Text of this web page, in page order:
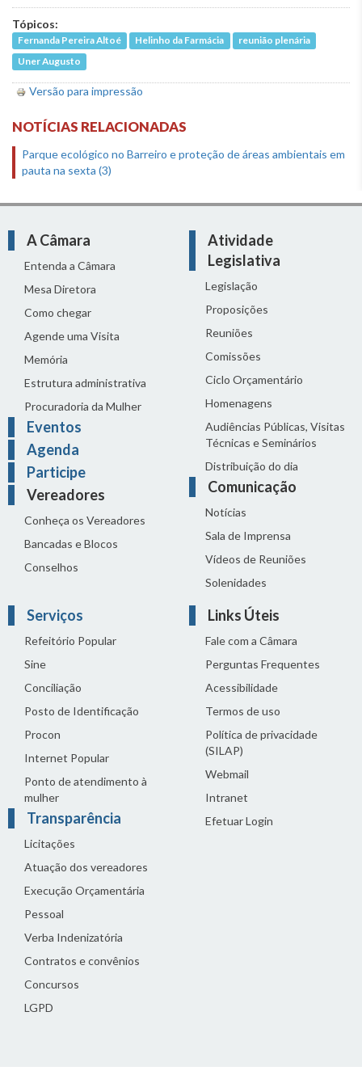
Tópicos:
Fernanda Pereira Altoé Helinho da Farmácia
reunião plenária
Uner Augusto
Versão para impressão
NOTÍCIAS RELACIONADAS
Parque ecológico no Barreiro e proteção de áreas ambientais em
pauta na sexta (3)
A Câmara
Entenda a Câmara
Mesa Diretora
Como chegar
Agende uma Visita
Memória
Estrutura administrativa
Procuradoria da Mulher
Eventos
Agenda
Participe
Vereadores
Conheça os Vereadores
Bancadas e Blocos
Conselhos
Atividade
Legislativa
Legislação
Proposições
Reuniões
Comissões
Ciclo Orçamentário
Homenagens
Audiências Públicas, Visitas
Técnicas e Seminários
Distribuição do dia
Comunicação
Notícias
Sala de Imprensa
Vídeos de Reuniões
Solenidades
Serviços
Refeitório Popular
Sine
Conciliação
Posto de Identificação
Procon
Internet Popular
Ponto de atendimento à
mulher
Transparência
Licitações
Atuação dos vereadores
Execução Orçamentária
Pessoal
Verba Indenizatória
Contratos e convênios
Concursos
LGPD
Links Úteis
Fale com a Câmara
Perguntas Frequentes
Acessibilidade
Termos de uso
Política de privacidade
(SILAP)
Webmail
Intranet
Efetuar Login